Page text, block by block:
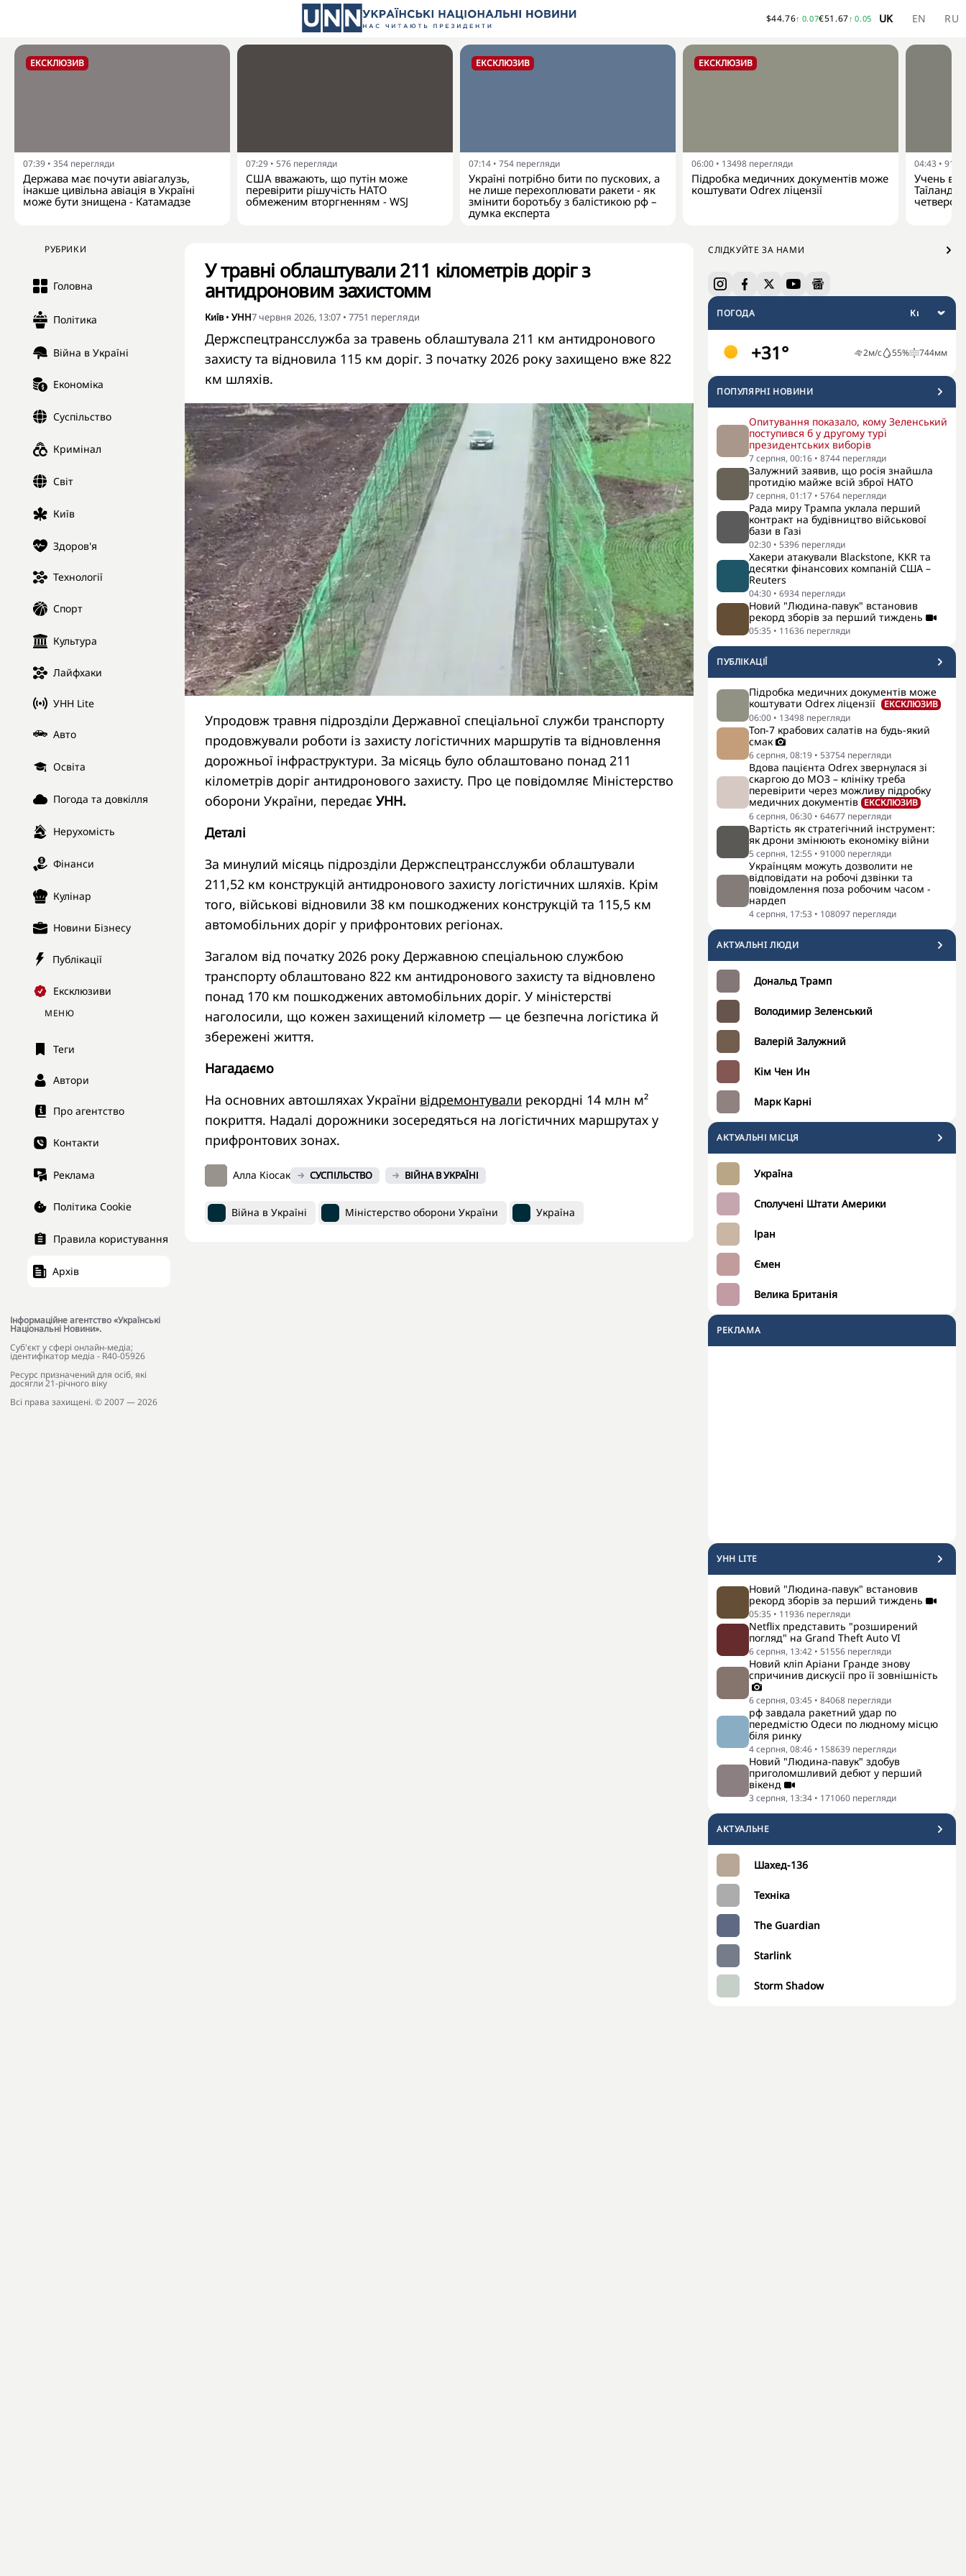
$44.76↑ 0.07€51.67↑ 0.05 UK EN RU
ЕКСКЛЮЗИВ
07:39 • 354 перегляди
Держава має почути авіагалузь,
інакше цивільна авіація в Україні
може бути знищена - Катамадзе
07:29 • 576 перегляди
США вважають, що путін може
перевірити рішучість НАТО
обмеженим вторгненням - WSJ
ЕКСКЛЮЗИВ
07:14 • 754 перегляди
Україні потрібно бити по пускових, а
не лише перехоплювати ракети - як
змінити боротьбу з балістикою рф –
думка експерта
ЕКСКЛЮЗИВ
06:00 • 13498 перегляди
Підробка медичних документів може
коштувати Odrex ліцензії
04:43 • 9174
Учень
четверо
РУБРИКИ
Головна
Політика
Війна в Україні
Економіка
Суспільство
Кримінал
Світ
Київ
Здоров'я
Технології
Спорт
Культура
Лайфхаки
УНН Lite
Авто
Освіта
Погода та довкілля
Нерухомість
Фінанси
Кулінар
Новини Бізнесу
Публікації
Ексклюзиви
МЕНЮ
Теги
Автори
Про агентство
Контакти
Реклама
Політика Cookie
Правила користування
Архів
Інформаційне агентство «Українські
Національні Новини».
Cуб'єкт у сфері онлайн-медіа;
ідентифікатор медіа - R40-05926
Ресурс призначений для осіб, які
досягли 21-річного віку
Всі права захищені. © 2007 — 2026
СЛІДКУЙТЕ ЗА НАМИ
ПОГОДА
+31° 2м/с 55% 744мм
ПОПУЛЯРНI НОВИНИ
Опитування показало, кому Зеленський
поступився б у другому турі
президентських виборів
7 серпня, 00:16 • 8744 перегляди
Залужний заявив, що росія знайшла
протидію майже всій зброї НАТО
7 серпня, 01:17 • 5764 перегляди
Рада миру Трампа уклала перший
контракт на будівництво військової
бази в Газі
02:30 • 5396 перегляди
Хакери атакували Blackstone, KKR та
десятки фінансових компаній США –
Reuters
04:30 • 6934 перегляди
Новий "Людина-павук" встановив
рекорд зборів за перший тиждень
05:35 • 11636 перегляди
ПУБЛІКАЦІЇ
Підробка медичних документів може
коштувати Odrex ліцензії
ЕКСКЛЮЗИВ
06:00 • 13498 перегляди
Топ-7 крабових салатів на будь-який
смак
6 серпня, 08:19 • 53754 перегляди
Вдова пацієнта Odrex звернулася зі
скаргою до МОЗ – клініку треба
перевірити через можливу підробку
медичних документів ЕКСКЛЮЗИВ
6 серпня, 06:30 • 64677 перегляди
Вартість як стратегічний інструмент:
як дрони змінюють економіку війни
5 серпня, 12:55 • 91000 перегляди
Українцям можуть дозволити не
відповідати на робочі дзвінки та
повідомлення поза робочим часом -
нардеп
4 серпня, 17:53 • 108097 перегляди
АКТУАЛЬНI ЛЮДИ
Дональд Трамп
Володимир Зеленський
Валерій Залужний
Кім Чен Ин
Марк Карні
АКТУАЛЬНІ МІСЦЯ
Україна
Сполучені Штати Америки
Іран
Ємен
Велика Британія
РЕКЛАМА
УНН LITE
Новий "Людина-павук" встановив
рекорд зборів за перший тиждень
05:35 • 11936 перегляди
Netflix представить "розширений
погляд" на Grand Theft Auto VI
6 серпня, 13:42 • 51556 перегляди
Новий кліп Аріани Гранде знову
спричинив дискусії про її зовнішність
6 серпня, 03:45 • 84068 перегляди
рф завдала ракетний удар по
передмістю Одеси по людному місцю
біля ринку
4 серпня, 08:46 • 158639 перегляди
Новий "Людина-павук" здобув
приголомшливий дебют у перший
вікенд
3 серпня, 13:34 • 171060 перегляди
АКТУАЛЬНЕ
Шахед-136
Техніка
The Guardian
Starlink
Storm Shadow
У травні облаштували 211 кілометрів доріг з
антидроновим захистомм
Київ• УНН7 червня 2026, 13:07 • 7751 перегляди
Держспецтрансслужба за травень облаштувала 211 км антидронового
захисту та відновила 115 км доріг. З початку 2026 року захищено вже 822
км шляхів.
Упродовж травня підрозділи Державної спеціальної служби транспорту
продовжували роботи із захисту логістичних маршрутів та відновлення
дорожньої інфраструктури. За місяць було облаштовано понад 211
кілометрів доріг антидронового захисту. Про це повідомляє Міністерство
оборони України, передає УНН.
Деталі
За минулий місяць підрозділи Держспецтрансслужби облаштували
211,52 км конструкцій антидронового захисту логістичних шляхів. Крім
того, військові відновили 38 км пошкоджених конструкцій та 115,5 км
автомобільних доріг у прифронтових регіонах.
Загалом від початку 2026 року Державною спеціальною службою
транспорту облаштовано 822 км антидронового захисту та відновлено
понад 170 км пошкоджених автомобільних доріг. У міністерстві
наголосили, що кожен захищений кілометр — це безпечна логістика й
збережені життя.
Нагадаємо
На основних автошляхах України відремонтували рекордні 14 млн м²
покриття. Надалі дорожники зосередяться на логістичних маршрутах у
прифронтових зонах.
Алла Кіосак СУСПІЛЬСТВО ВІЙНА В УКРАЇНІ
Війна в Україні Міністерство оборони України Україна